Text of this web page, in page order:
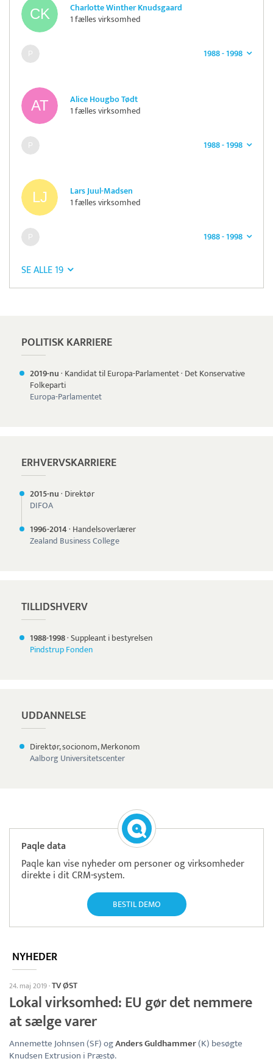
Charlotte Winther Knudsgaard
1 fælles virksomhed
1988 - 1998
Alice Hougbo Tødt
1 fælles virksomhed
1988 - 1998
Lars Juul-Madsen
1 fælles virksomhed
1988 - 1998
SE ALLE 19
POLITISK KARRIERE
2019-nu· Kandidat til Europa-Parlamentet· Det Konservative
Folkeparti
Europa-Parlamentet
ERHVERVSKARRIERE
2015-nu· Direktør
DIFOA
1996-2014· Handelsoverlærer
Zealand Business College
TILLIDSHVERV
1988-1998·Suppleant i bestyrelsen
Pindstrup Fonden
UDDANNELSE
Direktør, socionom, Merkonom
Aalborg Universitetscenter
Paqle data
Paqle kan vise nyheder om personer og virksomheder
direkte i dit CRM-system.
BESTIL DEMO
NYHEDER
24. maj 2019·TV ØST
Lokal virksomhed: EU gør det nemmere
at sælge varer
Annemette Johnsen (SF) ogAnders Guldhammer(K) besøgte
Knudsen Extrusion i Præstø.